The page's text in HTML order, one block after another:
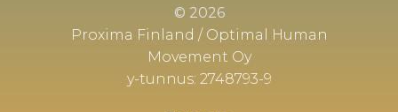
© 2026
Proxima Finland / Optimal Human
Movement Oy
y-tunnus: 2748793-9